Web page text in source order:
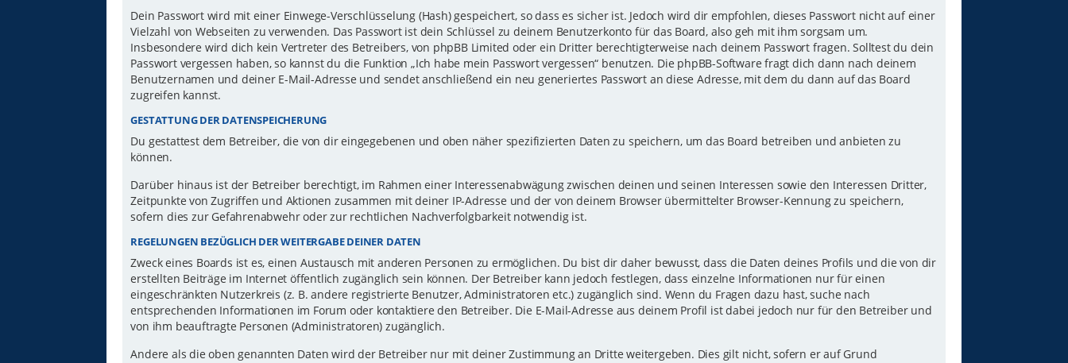
Dein Passwort wird mit einer Einwege-Verschlüsselung (Hash) gespeichert, so dass es sicher ist. Jedoch wird dir empfohlen, dieses Passwort nicht auf einer
Vielzahl von Webseiten zu verwenden. Das Passwort ist dein Schlüssel zu deinem Benutzerkonto für das Board, also geh mit ihm sorgsam um.
Insbesondere wird dich kein Vertreter des Betreibers, von phpBB Limited oder ein Dritter berechtigterweise nach deinem Passwort fragen. Solltest du dein
Passwort vergessen haben, so kannst du die Funktion „Ich habe mein Passwort vergessen“ benutzen. Die phpBB-Software fragt dich dann nach deinem
Benutzernamen und deiner E-Mail-Adresse und sendet anschließend ein neu generiertes Passwort an diese Adresse, mit dem du dann auf das Board
zugreifen kannst.
GESTATTUNG DER DATENSPEICHERUNG
Du gestattest dem Betreiber, die von dir eingegebenen und oben näher spezifizierten Daten zu speichern, um das Board betreiben und anbieten zu
können.
Darüber hinaus ist der Betreiber berechtigt, im Rahmen einer Interessenabwägung zwischen deinen und seinen Interessen sowie den Interessen Dritter,
Zeitpunkte von Zugriffen und Aktionen zusammen mit deiner IP-Adresse und der von deinem Browser übermittelter Browser-Kennung zu speichern,
sofern dies zur Gefahrenabwehr oder zur rechtlichen Nachverfolgbarkeit notwendig ist.
REGELUNGEN BEZÜGLICH DER WEITERGABE DEINER DATEN
Zweck eines Boards ist es, einen Austausch mit anderen Personen zu ermöglichen. Du bist dir daher bewusst, dass die Daten deines Profils und die von dir
erstellten Beiträge im Internet öffentlich zugänglich sein können. Der Betreiber kann jedoch festlegen, dass einzelne Informationen nur für einen
eingeschränkten Nutzerkreis (z. B. andere registrierte Benutzer, Administratoren etc.) zugänglich sind. Wenn du Fragen dazu hast, suche nach
entsprechenden Informationen im Forum oder kontaktiere den Betreiber. Die E-Mail-Adresse aus deinem Profil ist dabei jedoch nur für den Betreiber und
von ihm beauftragte Personen (Administratoren) zugänglich.
Andere als die oben genannten Daten wird der Betreiber nur mit deiner Zustimmung an Dritte weitergeben. Dies gilt nicht, sofern er auf Grund